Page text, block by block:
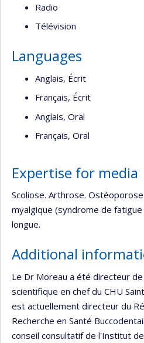
Radio
Télévision
Languages
Anglais, Écrit
Français, Écrit
Anglais, Oral
Français, Oral
Expertise for media
Scoliose. Arthrose.
myalgique (syndrome de fatigue
longue.
Additional
Le Dr Moreau a été directeur
scientifique en chef du CHU
est actuellement directeur du
Recherche en Santé
conseil consultatif de l'Institut